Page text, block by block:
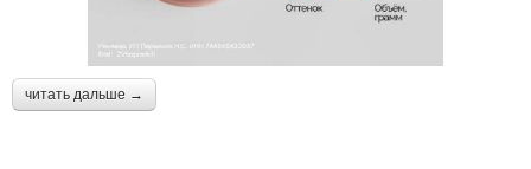
читать дальше →